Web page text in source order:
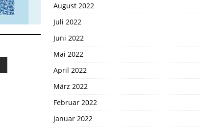
August 2022
Juli 2022
Juni 2022
Mai 2022
April 2022
März 2022
Februar 2022
Januar 2022